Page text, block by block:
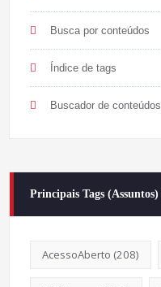
Busca por conteúdos
Índice de tags
Buscador de conteúdos
Principais Tags (Assuntos)
AcessoAberto (208)